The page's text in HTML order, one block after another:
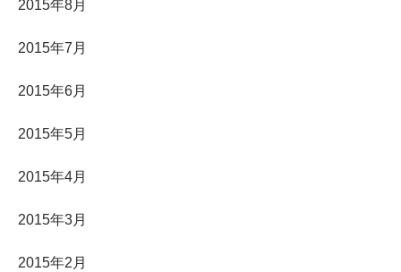
2015年8月
2015年7月
2015年6月
2015年5月
2015年4月
2015年3月
2015年2月